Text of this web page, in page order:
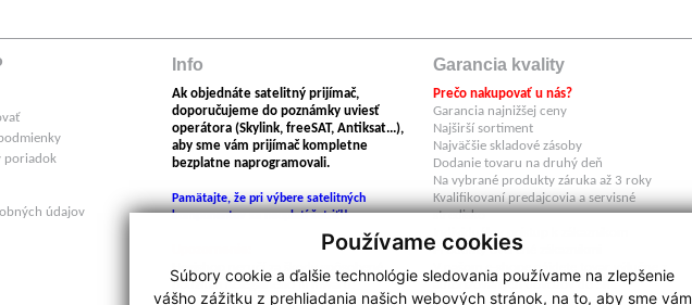
Používame cookies
Súbory cookie a ďalšie technológie sledovania používame na zlepšenie
vášho zážitku z prehliadania našich webových stránok, na to, aby sme vám
poriadok
údajov
Info
Ak objednáte satelitný prijímač,
doporučujeme do poznámky uviesť
operátora (Skylink, freeSAT, Antiksat...),
aby sme vám prijímač kompletne
bezplatne naprogramovali.
Pamätajte, že pri výbere satelitných
komponentov sa neoplatí šetriť!!
Hegishop neručí za škody spôsobené
použitím nelegálneho firmwaru.
Garancia kvality
Prečo nakupovať u nás?
Garancia najnižšej ceny
Najširší sortiment
Najväčšie skladové zásoby
Dodanie tovaru na druhý deň
Na vybrané produkty záruka až 3 roky
Kvalifikovaní predajcovia a servisné
stredisko
Individuálny prístup k zákazníkom
Produkty overené zákazníkmi
V našom e-shope nájdete tovar výlučne z
autorizovaných dovozov do SR .